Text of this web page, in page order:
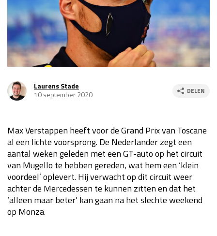
Race
za 13:00 - 15:00
GP VERENIGDE STATEN 2026 23 - 25 okt
Kwalificatie
za 23:00 - 00:00
GP MEXICO 2026 30 okt - 01 nov
Kwalificatie
GP SÃO PAULO 2026
Kwalificatie
za 19:00 - 20:00
Race
zo 18:00 - 20:00
LAS VEGAS GRAND PRIX 2026 20 - 22 nov
Laurens Stade
10 september 2020
DELEN
Max Verstappen heeft voor de Grand Prix van Toscane
al een lichte voorsprong. De Nederlander zegt een
aantal weken geleden met een GT-auto op het circuit
van Mugello te hebben gereden, wat hem een ‘klein
voordeel’ oplevert. Hij verwacht op dit circuit weer
achter de Mercedessen te kunnen zitten en dat het
‘alleen maar beter’ kan gaan na het slechte weekend
op Monza.